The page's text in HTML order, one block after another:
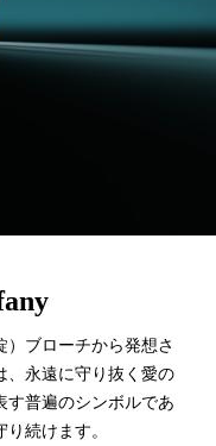
）ブローチから発想さ
、永遠に守り抜く愛の
す普遍のシンボルであ
続けます。